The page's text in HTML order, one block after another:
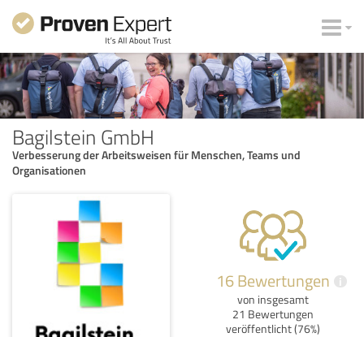
Bagilstein GmbH
Verbesserung der Arbeitsweisen für Menschen, Teams und
Organisationen
16 Bewertungen i
von insgesamt
21 Bewertungen
veröffentlicht (76%)